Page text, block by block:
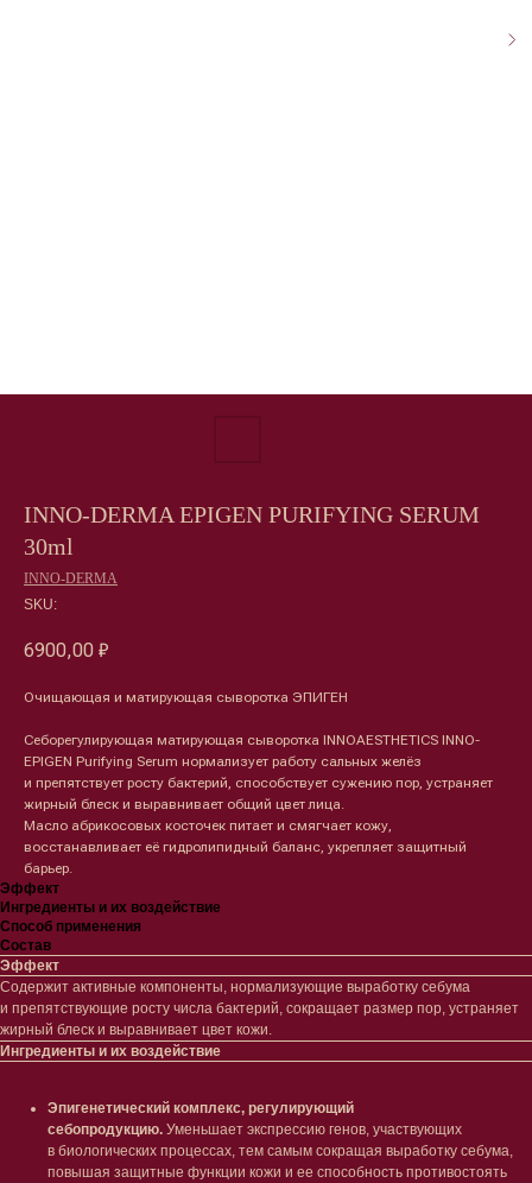
INNO-DERMA EPIGEN PURIFYING SERUM
30ml
INNO-DERMA
SKU:
6900,00 ₽
Очищающая и матирующая сыворотка ЭПИГЕН
Себорегулирующая матирующая сыворотка INNOAESTHETICS INNO-
EPIGEN Purifying Serum нормализует работу сальных желёз
и препятствует росту бактерий, способствует сужению пор, устраняет
жирный блеск и выравнивает общий цвет лица.
Масло абрикосовых косточек питает и смягчает кожу,
восстанавливает её гидролипидный баланс, укрепляет защитный
барьер.
Эффект
Ингредиенты и их воздействие
Способ применения
Состав
Эффект
Содержит активные компоненты, нормализующие выработку себума
и препятствующие росту числа бактерий, сокращает размер пор, устраняет
жирный блеск и выравнивает цвет кожи.
Ингредиенты и их воздействие
Эпигенетический комплекс, регулирующий
себопродукцию. Уменьшает экспрессию генов, участвующих
в биологических процессах, тем самым сокращая выработку себума,
повышая защитные функции кожи и ее способность противостоять